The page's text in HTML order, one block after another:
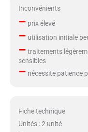
Inconvénients
– prix élevé
– utilisation initiale
– traitements
sensibles
– nécessite patience
Fiche technique
Unités : 2 unité